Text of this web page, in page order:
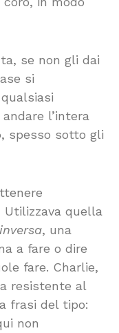
se non gli dai
si
l’intera
spesso sotto gli
Utilizzava quella
, una
a fare o dire
fare. Charlie,
resistente al
frasi del tipo:
non